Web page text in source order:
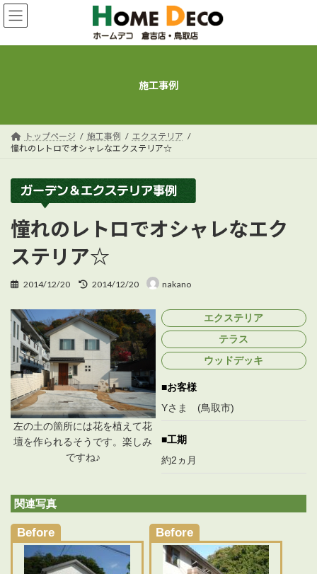
コ
ン
ン
ナ
ビ
ー
施工事例
トップページ 施工事例
エクステリア
憧れのレトロでオシャレなエクステリア☆
憧れのレトロでオシャレなエク
ステリア☆
2014/12/20
最
更
新
日
時
:
2014/12/20 nakano
左の土の箇所には花を植えて花
壇を作られるそうです。楽しみ
ですね♪
エクステリア
テラス
ウッドデッキ
お客様
Yさま (鳥取市)
工期
約2ヵ月
関連写真
Before Before